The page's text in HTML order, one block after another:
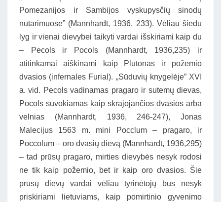
Pomezanijos ir Sambijos vyskupysčių sinodų
nutarimuose” (Mannhardt, 1936, 233). Vėliau šiedu
lyg ir vienai dievybei taikyti vardai išskiriami kaip du
– Pecols ir Pocols (Mannhardt, 1936,235) ir
atitinkamai aiškinami kaip Plutonas ir požemio
dvasios (infernales Furial). „Sūduvių knygelėje” XVI
a. vid. Pecols vadinamas pragaro ir sutemų dievas,
Pocols suvokiamas kaip skrajojančios dvasios arba
velnias (Mannhardt, 1936, 246-247), Jonas
Malecijus 1563 m. mini Pocclum – pragaro, ir
Poccolum – oro dvasių dievą (Mannhardt, 1936,295)
– tad prūsų pragaro, mirties dievybės nesyk rodosi
ne tik kaip požemio, bet ir kaip oro dvasios. Šie
prūsų dievų vardai vėliau tyrinėtojų bus nesyk
priskiriami lietuviams, kaip pomirtinio gyvenimo